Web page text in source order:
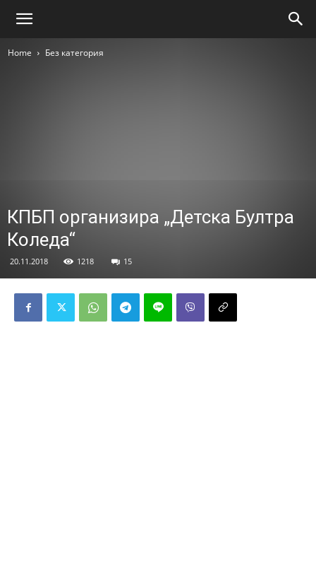
Home Без категория
КПБП организира „Детска Бултра
Коледа“
20.11.2018 1218 15